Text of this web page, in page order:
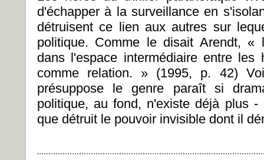
d'échapper à la surveillance en
détruisent ce lien aux autres sur
politique. Comme le disait Arendt, «
dans l'espace intermédiaire entre
comme relation. » (1995, p. 42)
présuppose le genre paraît si
politique, au fond, n'existe déjà plus
que détruit le pouvoir invisible dont il